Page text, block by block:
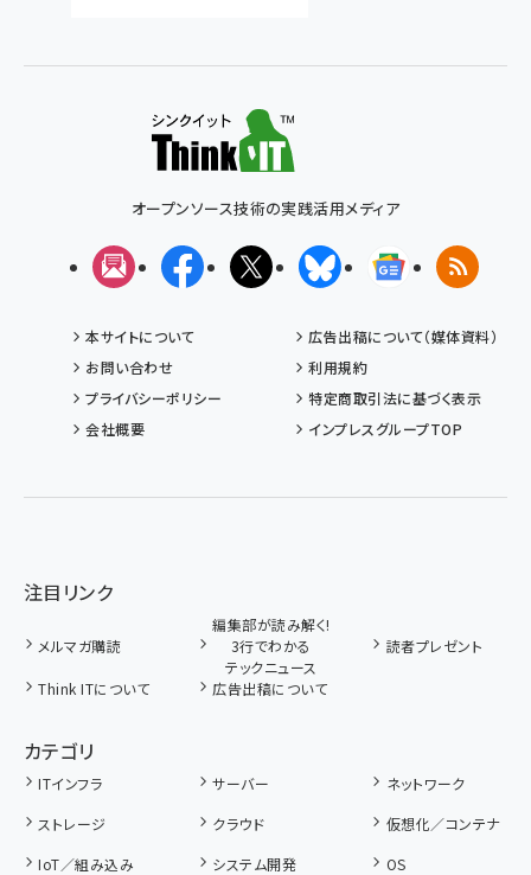
オープンソース技術の実践活用メディア
メルマガFacebookX(エックス)BlueskyGoogleニュ
RSS
本サイトについて
広告出稿について（媒体資料）
お問い合わせ
利用規約
プライバシーポリシー
特定商取引法に基づく表示
会社概要
インプレスグループTOP
注目リンク
メルマガ購読
編集部が読み解く!
3行でわかる
テックニュース
読者プレゼント
Think ITについて 広告出稿について
カテゴリ
ITインフラ サーバー
ネットワーク
ストレージ
クラウド
仮想化／コンテナ
IoT／組み込み
システム開発 OS